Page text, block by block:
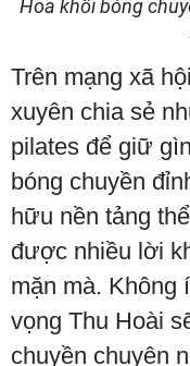
Hoa khôi bóng
Trên mạng xã
xuyên chia sẻ
pilates để giữ
bóng chuyền
hữu nền tảng
được nhiều lời
mặn mà. Không
vọng Thu Hoài
chuyền chuyên